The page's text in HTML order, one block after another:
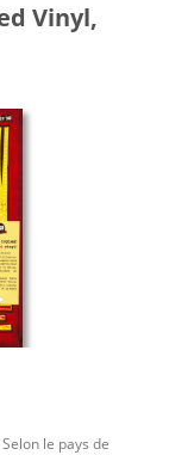
Vinyl,
le pays de